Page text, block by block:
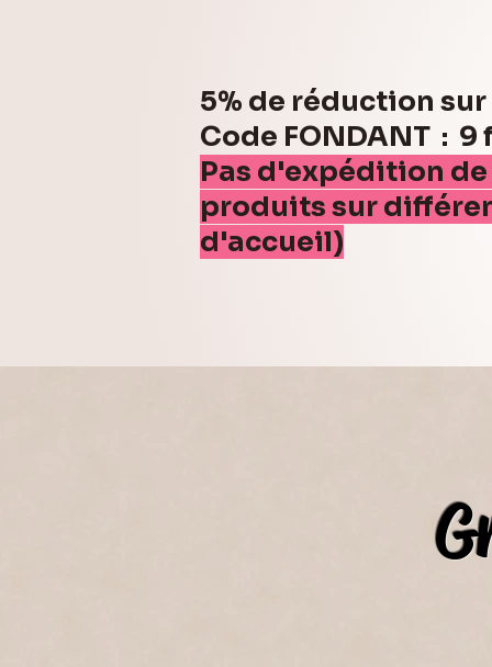
5% de réduction
Code FONDANT : 9
Pas d'expédition
produits sur
d'accueil)